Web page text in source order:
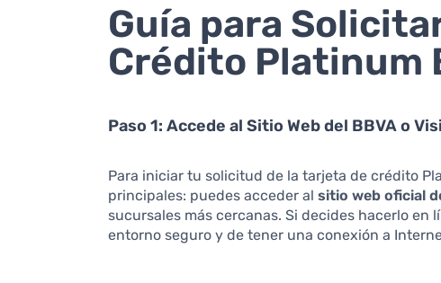
Guía para
Crédito Platinum
Paso 1: Accede al Sitio Web del BBVA o
Para iniciar tu solicitud de la tarjeta de crédito
principales: puedes acceder alsitio web oficial
sucursales más cercanas. Si decides hacerlo en
entorno seguro y de tener una conexión a